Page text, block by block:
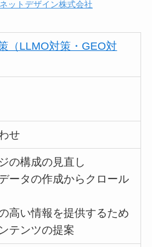
ットデザイン株式会社
（LLMO対策・GEO対
せ
の構成の見直し
ータの作成からクロール
高い情報を提供するため
テンツの提案